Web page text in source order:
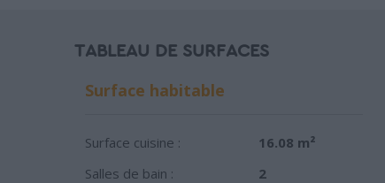
TABLEAU DE SURFACES
Surface habitable
Surface cuisine :
16.08 m²
Salles de bain :
2